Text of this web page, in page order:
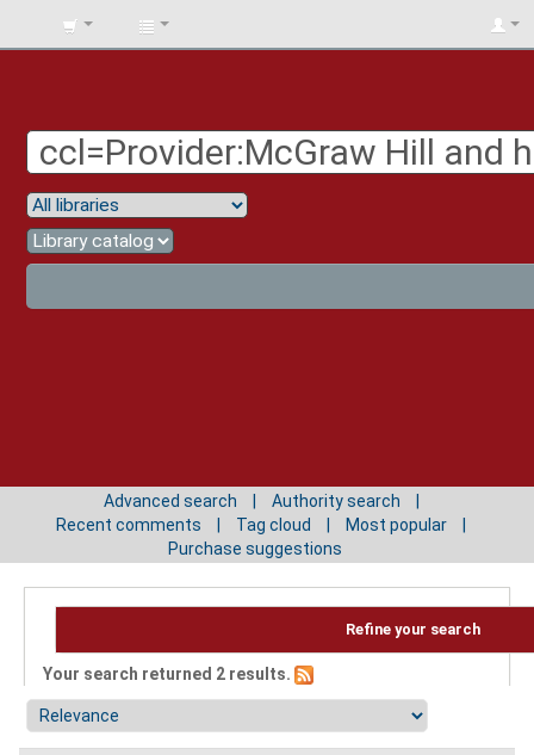
BIBLIOTECA
Advanced search
Authority search
Recent comments
Tag cloud
Most popular
Purchase suggestions
Refine your search
Your search returned 2 results.